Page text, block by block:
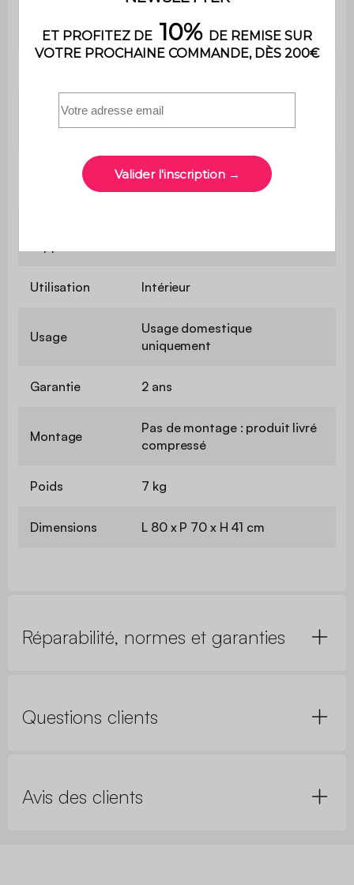
tissu
500 g/m²
Profondeur
d'assise
Confort de
Souple
Utilisation Intérieur
Usage
Usage domestique
uniquement
Garantie 2 ans
Montage
Pas de montage : produit livré
compressé
Poids 7 kg
Dimensions L 80 x P 70 x H 41 cm
Réparabilité, normes et garanties
Questions clients
Avis des clients